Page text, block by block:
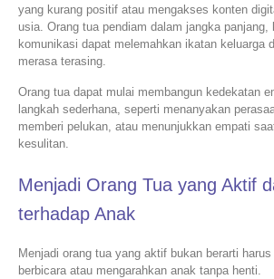
yang kurang positif atau mengakses konten
usia. Orang tua pendiam dalam jangka panjang,
komunikasi dapat melemahkan ikatan keluarga
merasa terasing.
Orang tua dapat mulai membangun kedekatan
langkah sederhana, seperti menanyakan
memberi pelukan, atau menunjukkan empati
kesulitan.
Menjadi Orang Tua yang Aktif
terhadap Anak
Menjadi orang tua yang aktif bukan berarti
berbicara atau mengarahkan anak tanpa henti.